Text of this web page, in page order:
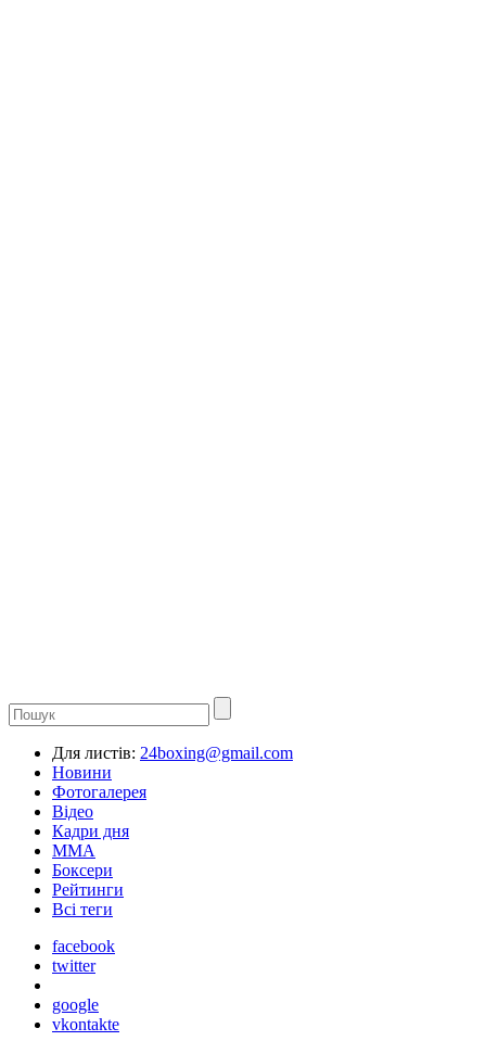
Для листів: 24boxing@gmail.com
Новини
Фотогалерея
Відео
Кадри дня
ММА
Боксери
Рейтинги
Всі теги
facebook
twitter
google
vkontakte